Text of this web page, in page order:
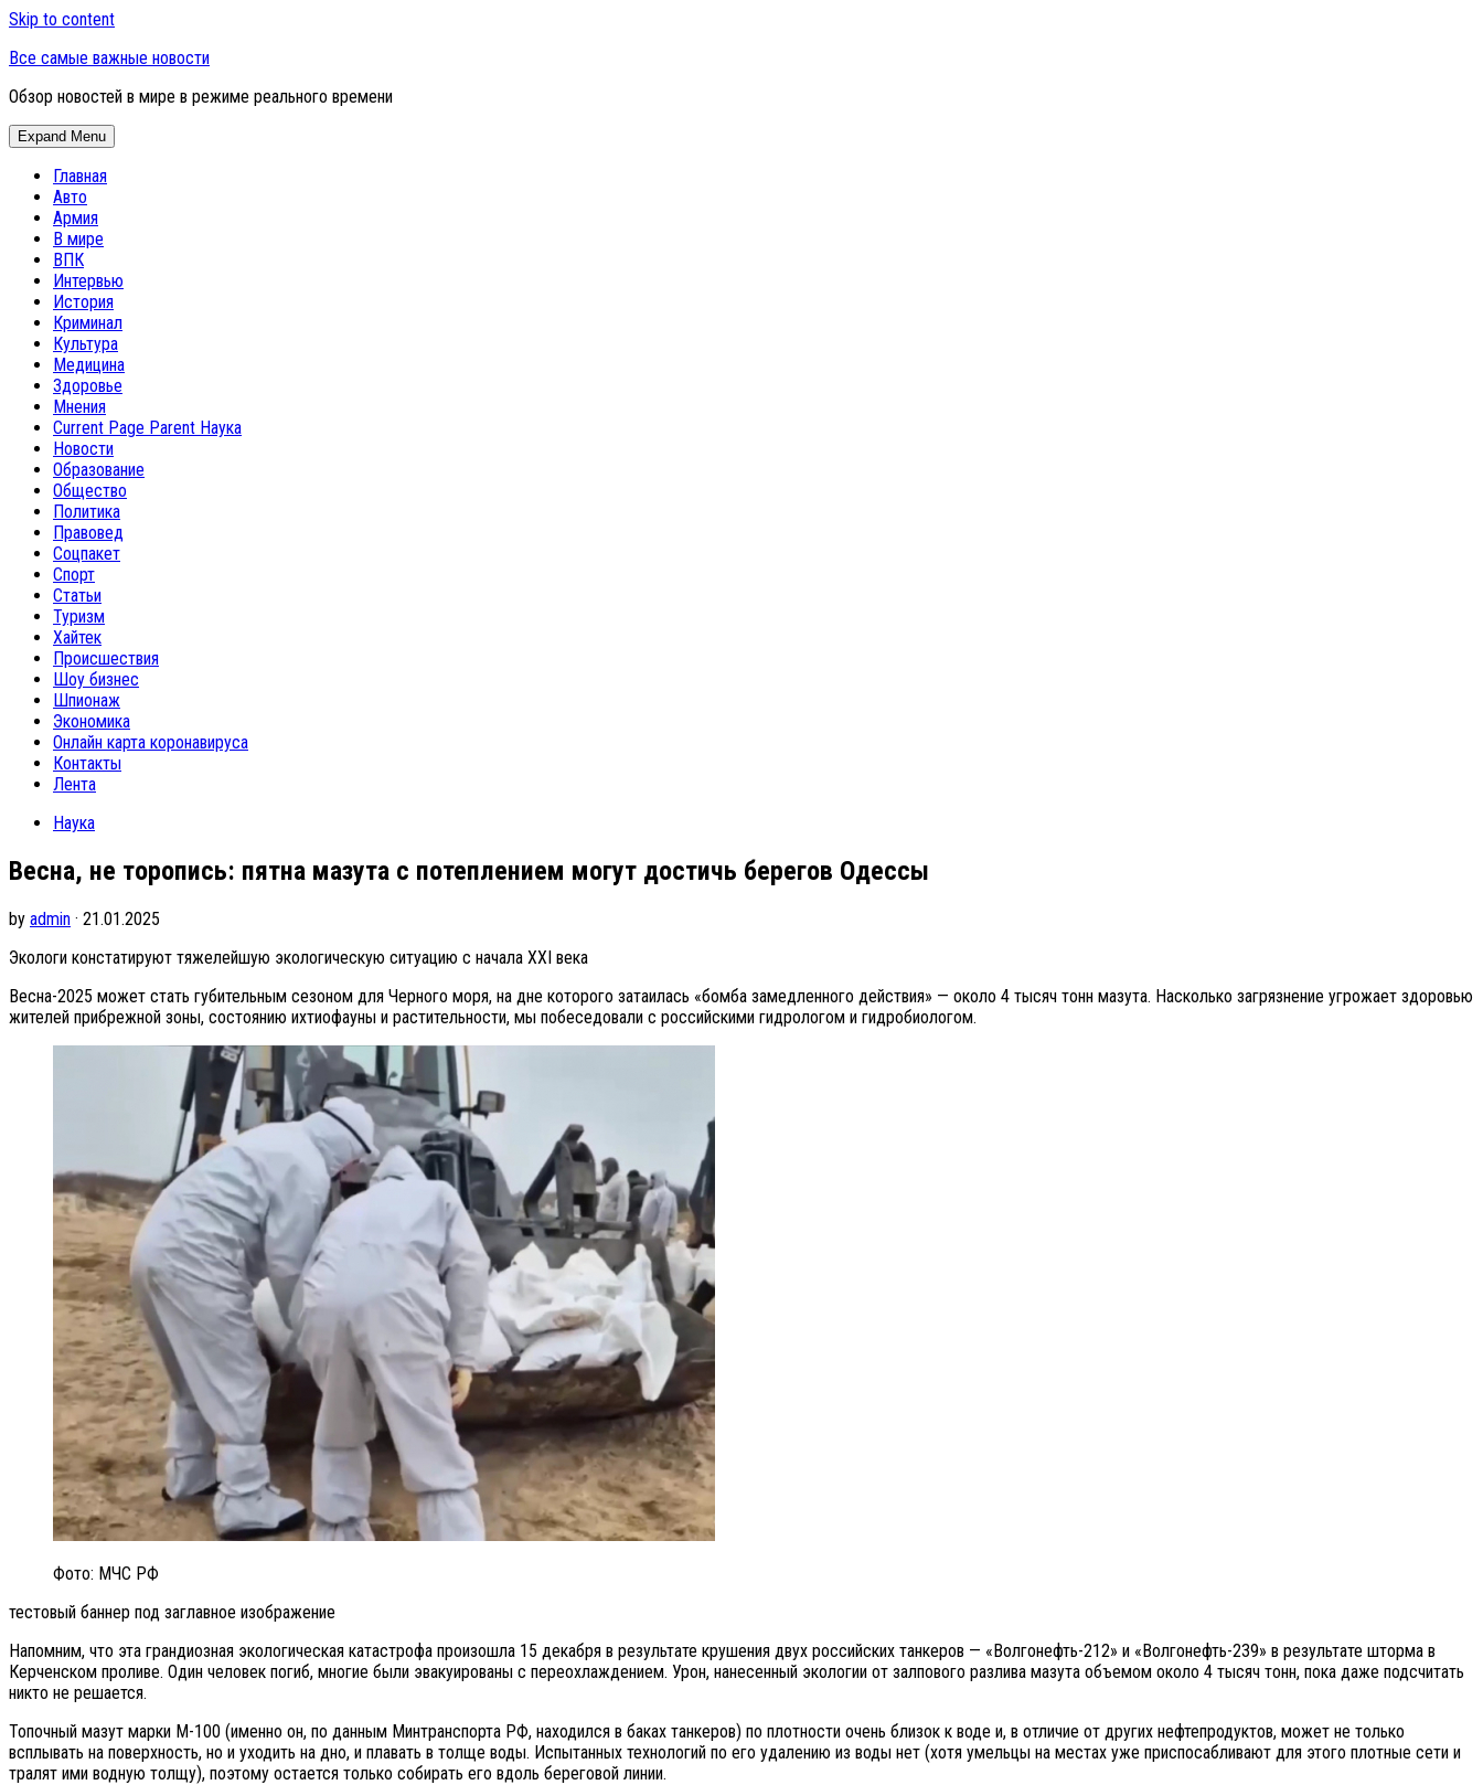
Skip to content
Все самые важные новости
Обзор новостей в мире в режиме реального времени
Expand Menu
Главная
Авто
Армия
В мире
ВПК
Интервью
История
Криминал
Культура
Медицина
Здоровье
Мнения
Current Page Parent Наука
Новости
Образование
Общество
Политика
Правовед
Соцпакет
Спорт
Статьи
Туризм
Хайтек
Происшествия
Шоу бизнес
Шпионаж
Экономика
Онлайн карта коронавируса
Контакты
Лента
Наука
Весна, не торопись: пятна мазута с потеплением могут достичь берегов Одессы
by admin · 21.01.2025
Экологи констатируют тяжелейшую экологическую ситуацию с начала XXI века
Весна-2025 может стать губительным сезоном для Черного моря, на дне которого затаилась «бомба замедленного действия» — около 4 тысяч тонн мазута. Насколько загрязнение угрожает здоровью
жителей прибрежной зоны, состоянию ихтиофауны и растительности, мы побеседовали с российскими гидрологом и гидробиологом.
Фото: МЧС РФ
тестовый баннер под заглавное изображение
Напомним, что эта грандиозная экологическая катастрофа произошла 15 декабря в результате крушения двух российских танкеров — «Волгонефть-212» и «Волгонефть-239» в результате шторма в
Керченском проливе. Один человек погиб, многие были эвакуированы с переохлаждением. Урон, нанесенный экологии от залпового разлива мазута объемом около 4 тысяч тонн, пока даже подсчитать
никто не решается.
Топочный мазут марки М-100 (именно он, по данным Минтранспорта РФ, находился в баках танкеров) по плотности очень близок к воде и, в отличие от других нефтепродуктов, может не только
всплывать на поверхность, но и уходить на дно, и плавать в толще воды. Испытанных технологий по его удалению из воды нет (хотя умельцы на местах уже приспосабливают для этого плотные сети и
тралят ими водную толщу), поэтому остается только собирать его вдоль береговой линии.